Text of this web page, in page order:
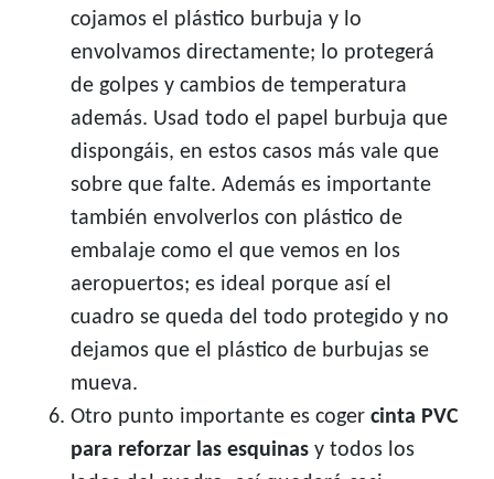
cojamos el plástico burbuja y lo
envolvamos directamente; lo protegerá
de golpes y cambios de temperatura
además. Usad todo el papel burbuja que
dispongáis, en estos casos más vale que
sobre que falte. Además es importante
también envolverlos con plástico de
embalaje como el que vemos en los
aeropuertos; es ideal porque así el
cuadro se queda del todo protegido y no
dejamos que el plástico de burbujas se
mueva.
Otro punto importante es coger cinta PVC
para reforzar las esquinas y todos los